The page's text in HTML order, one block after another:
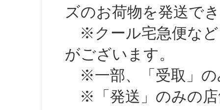
ズのお荷物を発送で
※クール宅急便など
がございます。
※一部、「受取」の
※「発送」のみの店